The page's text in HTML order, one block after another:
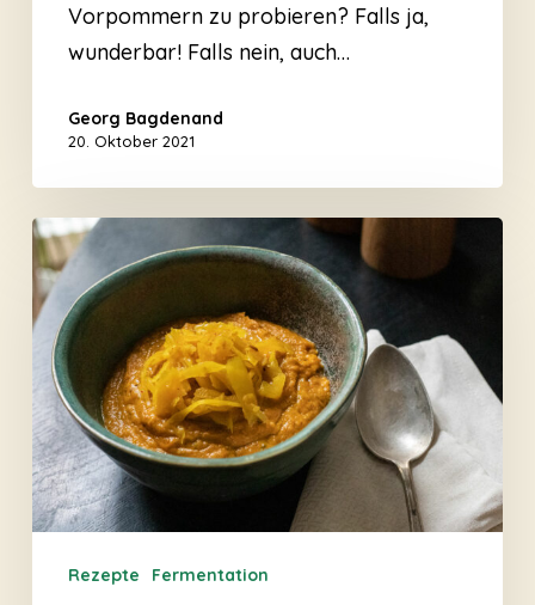
Vorpommern zu probieren? Falls ja,
wunderbar! Falls nein, auch…
Georg Bagdenand
20. Oktober 2021
Goldenes
Sauerkraut
auf
gerösteter
Kürbissuppe
Rezepte
Fermentation